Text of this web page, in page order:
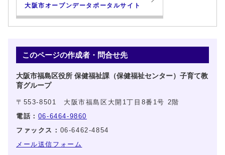
大阪市オープンデータポータルサイト
このページの作成者・問合せ先
大阪市福島区役所 保健福祉課（保健福祉センター）子育て教
育グループ
〒553-8501 大阪市福島区大開1丁目8番1号 2階
電話： 06-6464-9860
ファックス： 06-6462-4854
メール送信フォーム